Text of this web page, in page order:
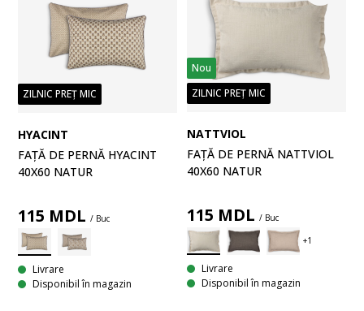
ZILNIC PREȚ MIC
HYACINT
FAȚĂ DE PERNĂ HYACINT
40X60 NATUR
115 MDL / Buc
Livrare
Disponibil în magazin
Nou
ZILNIC PREȚ MIC
NATTVIOL
FAȚĂ DE PERNĂ NATTVIOL
40X60 NATUR
115 MDL / Buc
Livrare
Disponibil în magazin